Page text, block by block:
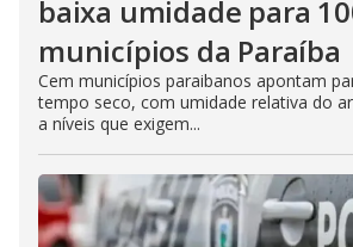
baixa umidade para
municípios da Paraíba
Cem municípios paraibanos apontam
tempo seco, com umidade relativa do
a níveis que exigem...